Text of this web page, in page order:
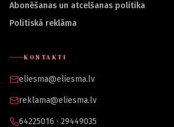
Abonēšanas un atcelšanas politika
Politiskā reklāma
KONTAKTI
eliesma@eliesma.lv
reklama@eliesma.lv
64225016 · 29449035